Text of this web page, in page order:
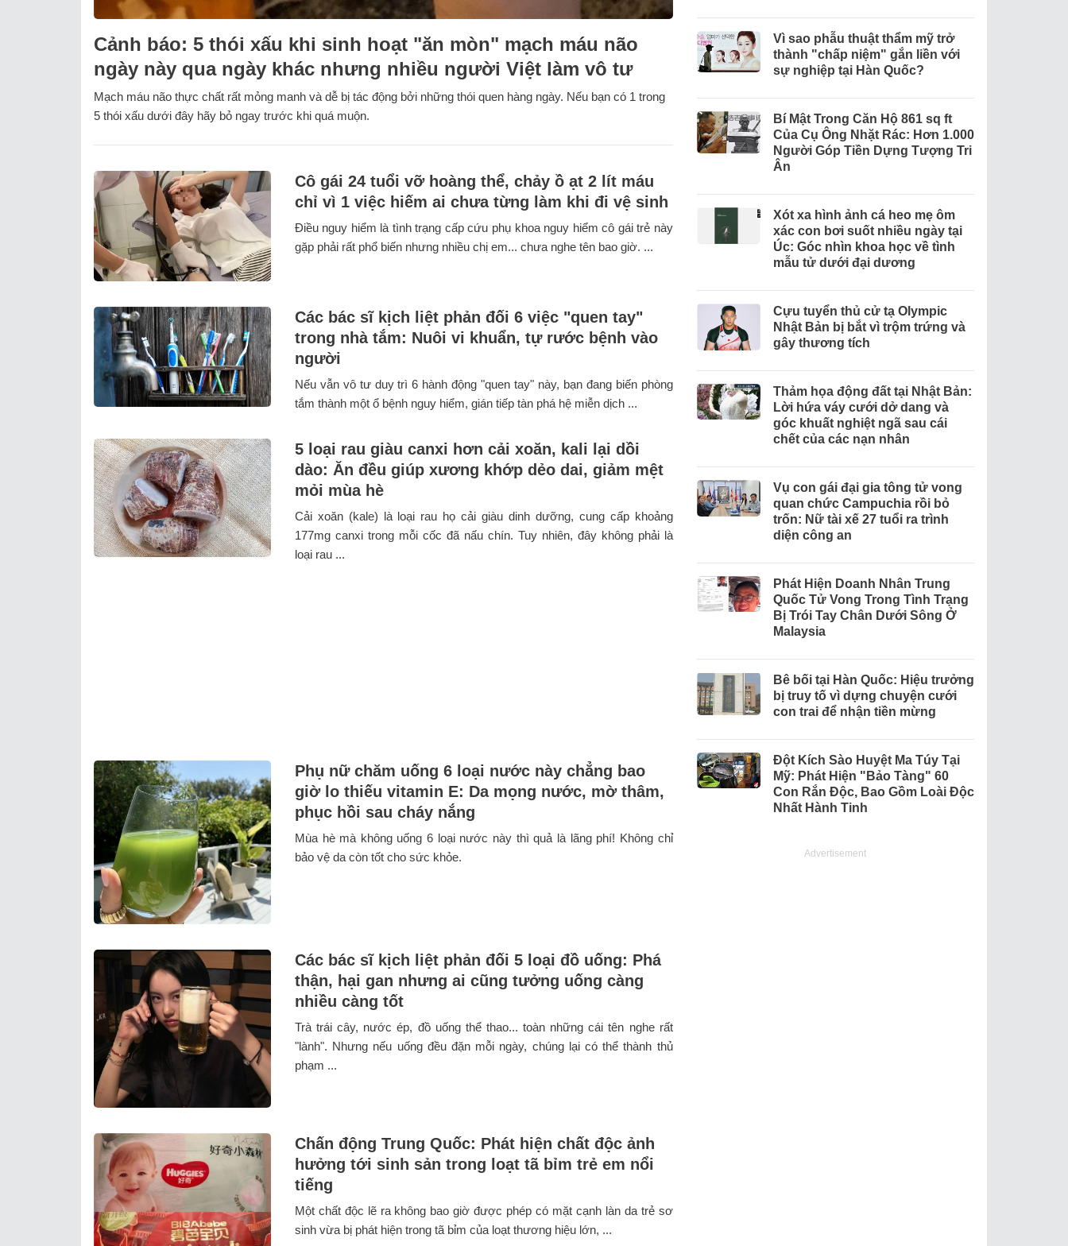
Cảnh báo: 5 thói xấu khi sinh hoạt "ăn mòn" mạch máu não
ngày này qua ngày khác nhưng nhiều người Việt làm vô tư
Mạch máu não thực chất rất mỏng manh và dễ bị tác động bởi những thói quen hàng ngày. Nếu bạn có 1 trong
5 thói xấu dưới đây hãy bỏ ngay trước khi quá muộn.
Cô gái 24 tuổi vỡ hoàng thể, chảy ồ ạt 2 lít máu
chỉ vì 1 việc hiếm ai chưa từng làm khi đi vệ sinh
Điều nguy hiểm là tình trạng cấp cứu phụ khoa nguy hiểm cô gái trẻ này
gặp phải rất phổ biến nhưng nhiều chị em... chưa nghe tên bao giờ. ...
Các bác sĩ kịch liệt phản đối 6 việc "quen tay"
trong nhà tắm: Nuôi vi khuẩn, tự rước bệnh vào
người
Nếu vẫn vô tư duy trì 6 hành động "quen tay" này, bạn đang biến phòng
tắm thành một ổ bệnh nguy hiểm, gián tiếp tàn phá hệ miễn dịch ...
5 loại rau giàu canxi hơn cải xoăn, kali lại dồi
dào: Ăn đều giúp xương khớp dẻo dai, giảm mệt
mỏi mùa hè
Cải xoăn (kale) là loại rau họ cải giàu dinh dưỡng, cung cấp khoảng
177mg canxi trong mỗi cốc đã nấu chín. Tuy nhiên, đây không phải là
loại rau ...
Phụ nữ chăm uống 6 loại nước này chẳng bao
giờ lo thiếu vitamin E: Da mọng nước, mờ thâm,
phục hồi sau cháy nắng
Mùa hè mà không uống 6 loại nước này thì quả là lãng phí! Không chỉ
bảo vệ da còn tốt cho sức khỏe.
Các bác sĩ kịch liệt phản đối 5 loại đồ uống: Phá
thận, hại gan nhưng ai cũng tưởng uống càng
nhiều càng tốt
Trà trái cây, nước ép, đồ uống thể thao... toàn những cái tên nghe rất
"lành". Nhưng nếu uống đều đặn mỗi ngày, chúng lại có thể thành thủ
phạm ...
Chấn động Trung Quốc: Phát hiện chất độc ảnh
hưởng tới sinh sản trong loạt tã bỉm trẻ em nổi
tiếng
Một chất độc lẽ ra không bao giờ được phép có mặt cạnh làn da trẻ sơ
sinh vừa bị phát hiện trong tã bỉm của loạt thương hiệu lớn, ...
Vì sao phẫu thuật thẩm mỹ trở
thành "chấp niệm" gắn liền với
sự nghiệp tại Hàn Quốc?
Bí Mật Trong Căn Hộ 861 sq ft
Của Cụ Ông Nhặt Rác: Hơn 1.000
Người Góp Tiền Dựng Tượng Tri
Ân
Xót xa hình ảnh cá heo mẹ ôm
xác con bơi suốt nhiều ngày tại
Úc: Góc nhìn khoa học về tình
mẫu tử dưới đại dương
Cựu tuyển thủ cử tạ Olympic
Nhật Bản bị bắt vì trộm trứng và
gây thương tích
Thảm họa động đất tại Nhật Bản:
Lời hứa váy cưới dở dang và
góc khuất nghiệt ngã sau cái
chết của các nạn nhân
Vụ con gái đại gia tông tử vong
quan chức Campuchia rồi bỏ
trốn: Nữ tài xế 27 tuổi ra trình
diện công an
Phát Hiện Doanh Nhân Trung
Quốc Tử Vong Trong Tình Trạng
Bị Trói Tay Chân Dưới Sông Ở
Malaysia
Bê bối tại Hàn Quốc: Hiệu trưởng
bị truy tố vì dựng chuyện cưới
con trai để nhận tiền mừng
Đột Kích Sào Huyệt Ma Túy Tại
Mỹ: Phát Hiện "Bảo Tàng" 60
Con Rắn Độc, Bao Gồm Loài Độc
Nhất Hành Tinh
Advertisement